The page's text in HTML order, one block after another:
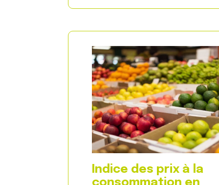
i
e
s
p
r
i
x
à
l
a
c
o
n
s
m
m
Indice des prix à la